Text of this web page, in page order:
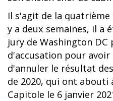
Il s'agit de la
y a deux semaines, il a
jury de Washington
d'accusation pour
d'annuler le résultat
de 2020, qui ont abouti
Capitole le 6 janvier